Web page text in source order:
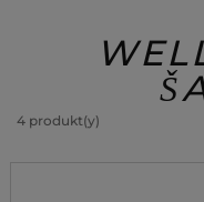
Beauty
4 produkt(y)